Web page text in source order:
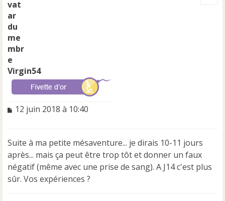
Virgin54
M
a
g
e
n
o
12 juin 2018 à 10:40
Suite à ma petite mésaventure... je dirais 10-11 jours
après... mais ça peut être trop tôt et donner un faux
négatif (même avec une prise de sang). A J14 c'est plus
sûr. Vos expériences ?